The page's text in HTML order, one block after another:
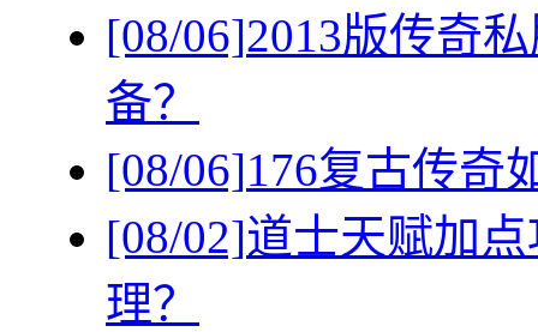
[08/06]2013版传奇
备？
[08/06]176复古传奇
[08/02]道士天赋加
理？